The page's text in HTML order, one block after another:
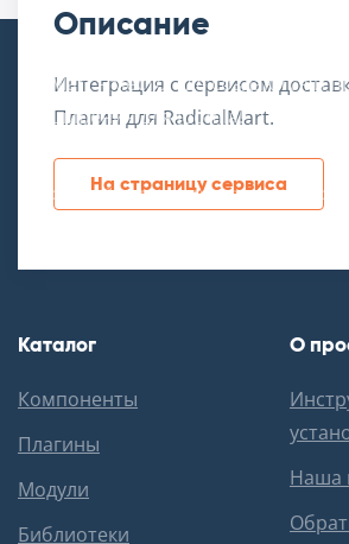
Описание
Интеграция с сервисом
Плагин для RadicalMart.
На страницу сервиса
SovMart – место, где создаются и
расширения для Joomla!
Российский дата-центр, сервера в
Каталог
Компоненты
Плагины
Модули
Библиотеки
О
Наша